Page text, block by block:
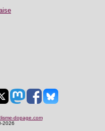
dopage.com
2026